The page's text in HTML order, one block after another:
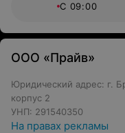
С 09:00
ООО «Прайв»
Юридический адрес: г.
корпус 2
УНП: 291540350
На правах рекламы